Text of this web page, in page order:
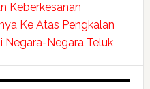
Keberkesanan
Ke Atas Pengkalan
Negara-Negara Teluk